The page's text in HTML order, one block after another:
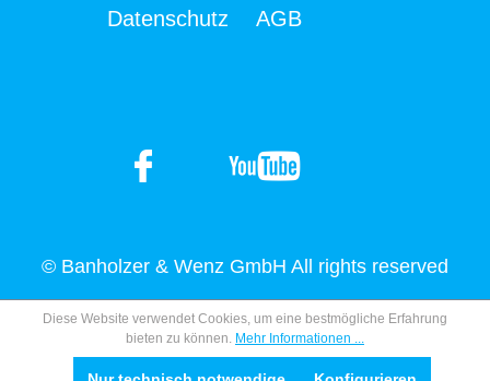
Datenschutz AGB
© Banholzer & Wenz GmbH All rights reserved
Diese Website verwendet Cookies, um eine bestmögliche Erfahrung
bieten zu können. Mehr Informationen ...